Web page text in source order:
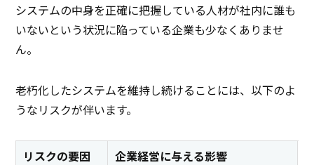
システムの中身を正確に把握している人材が社内に誰も
いないという状況に陥っている企業も少なくありませ
ん。
老朽化したシステムを維持し続けることには、以下のよ
うなリスクが伴います。
リスクの要因 企業経営に与える影響